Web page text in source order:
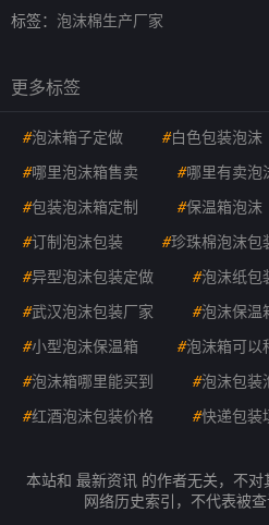
标签： 泡沫棉生产厂家
更多标签
#泡沫箱子定做 #白色包装泡沫
#哪里泡沫箱售卖 #哪里有卖泡
#包装泡沫箱定制 #保温箱泡沫
#订制泡沫包装 #珍珠棉泡沫包
#异型泡沫包装定做 #泡沫纸包
#武汉泡沫包装厂家 #泡沫保温
#小型泡沫保温箱 #泡沫箱可以
#泡沫箱哪里能买到 #泡沫包装
#红酒泡沫包装价格 #快递包装
本站和 最新资讯 的作者无关，不
网络历史索引，不代表被查